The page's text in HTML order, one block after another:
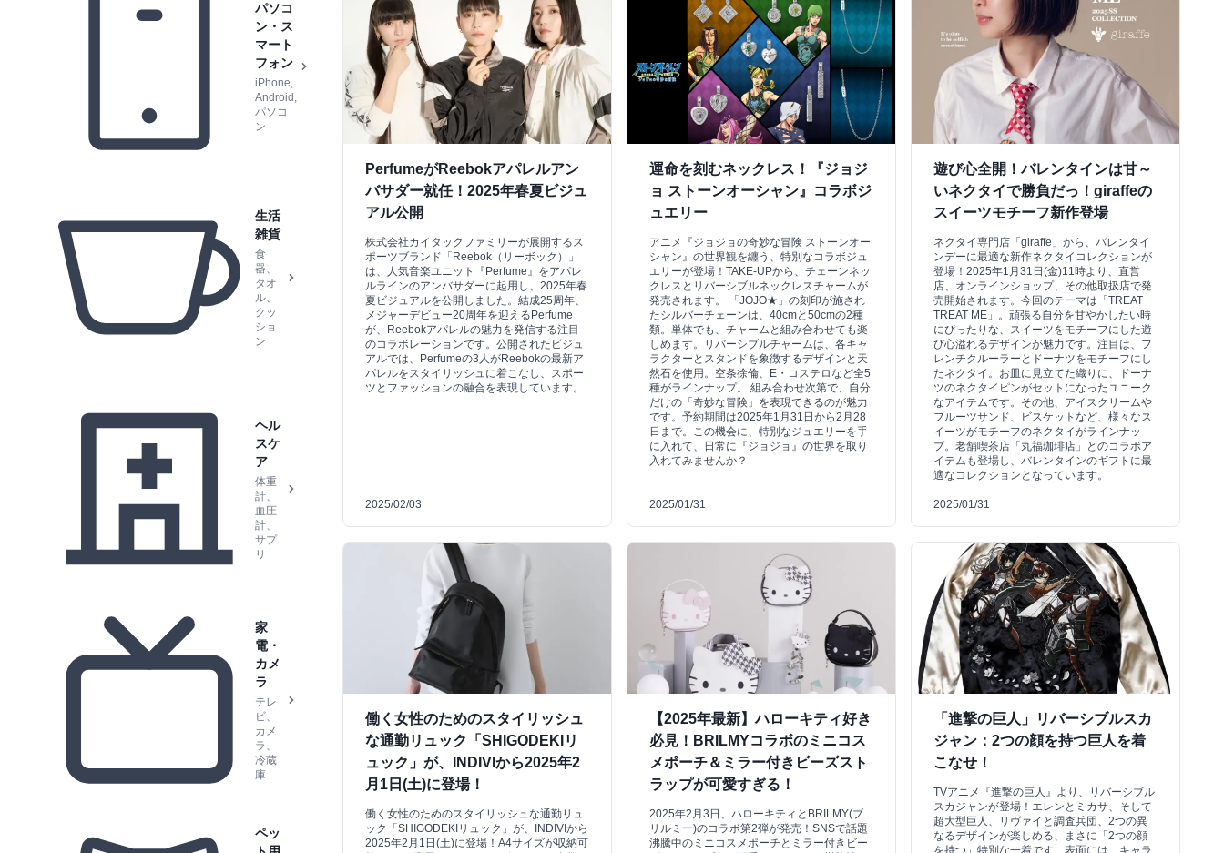
パソコ
ン・ス
マート
フォン
iPhone,
Android,
パソコ
ン
生活
雑貨
食
器、
タオ
ル、
クッ
ショ
ン
ヘル
スケ
ア
体重
計、
血圧
計、
サプ
リ
家
電・
カメ
ラ
テレ
ビ、
カメ
ラ、
冷蔵
庫
ペッ
PerfumeがReebokアパレルアン
バサダー就任！2025年春夏ビジュ
アル公開
株式会社カイタックファミリーが展開するス
ポーツブランド「Reebok（リーボック）」
は、人気音楽ユニット『Perfume』をアパレ
ルラインのアンバサダーに起用し、2025年春
夏ビジュアルを公開しました。結成25周年、
メジャーデビュー20周年を迎えるPerfume
が、Reebokアパレルの魅力を発信する注目
のコラボレーションです。公開されたビジュ
アルでは、Perfumeの3人がReebokの最新ア
パレルをスタイリッシュに着こなし、スポー
ツとファッションの融合を表現しています。
2025/02/03
運命を刻むネックレス！『ジョジ
ョ ストーンオーシャン』コラボジ
ュエリー
アニメ『ジョジョの奇妙な冒険 ストーンオー
シャン』の世界観を纏う、特別なコラボジュ
エリーが登場！TAKE-UPから、チェーンネッ
クレスとリバーシブルネックレスチャームが
発売されます。 「JOJO★」の刻印が施され
たシルバーチェーンは、40cmと50cmの2種
類。単体でも、チャームと組み合わせても楽
しめます。リバーシブルチャームは、各キャ
ラクターとスタンドを象徴するデザインと天
然石を使用。空条徐倫、E・コステロなど全5
種がラインナップ。 組み合わせ次第で、自分
だけの「奇妙な冒険」を表現できるのが魅力
です。予約期間は2025年1月31日から2月28
日まで。この機会に、特別なジュエリーを手
に入れて、日常に『ジョジョ』の世界を取り
入れてみませんか？
2025/01/31
遊び心全開！バレンタインは甘～
いネクタイで勝負だっ！giraffeの
スイーツモチーフ新作登場
ネクタイ専門店「giraffe」から、バレンタイ
ンデーに最適な新作ネクタイコレクションが
登場！2025年1月31日(金)11時より、直営
店、オンラインショップ、その他取扱店で発
売開始されます。今回のテーマは「TREAT
TREAT ME」。頑張る自分を甘やかしたい時
にぴったりな、スイーツをモチーフにした遊
び心溢れるデザインが魅力です。注目は、フ
レンチクルーラーとドーナツをモチーフにし
たネクタイ。お皿に見立てた織りに、ドーナ
ツのネクタイピンがセットになったユニーク
なアイテムです。その他、アイスクリームや
フルーツサンド、ビスケットなど、様々なス
イーツがモチーフのネクタイがラインナッ
プ。老舗喫茶店「丸福珈琲店」とのコラボア
イテムも登場し、バレンタインのギフトに最
適なコレクションとなっています。
2025/01/31
働く女性のためのスタイリッシュ
な通勤リュック「SHIGODEKIリ
ュック」が、INDIVIから2025年2
月1日(土)に登場！
働く女性のためのスタイリッシュな通勤リュ
ック「SHIGODEKIリュック」が、INDIVIから
2025年2月1日(土)に登場！A4サイズが収納可
【2025年最新】ハローキティ好き
必見！BRILMYコラボのミニコス
メポーチ＆ミラー付きビーズスト
ラップが可愛すぎる！
2025年2月3日、ハローキティとBRILMY(ブ
リルミー)のコラボ第2弾が発売！SNSで話題
沸騰中のミニコスメポーチとミラー付きビー
「進撃の巨人」リバーシブルスカ
ジャン：2つの顔を持つ巨人を着
こなせ！
TVアニメ『進撃の巨人』より、リバーシブル
スカジャンが登場！エレンとミカサ、そして
超大型巨人、リヴァイと調査兵団、2つの異
なるデザインが楽しめる、まさに「2つの顔
を持つ」特別な一着です。表面には、キャラ